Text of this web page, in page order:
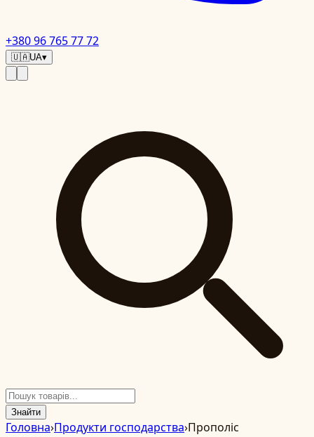
+380 96 765 77 72
🇺🇦UA▾
Знайти
Головна›Продукти господарства›Прополіс